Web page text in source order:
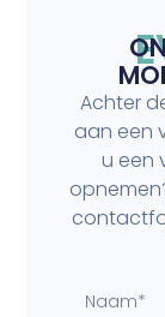
Achter
aan een
u een